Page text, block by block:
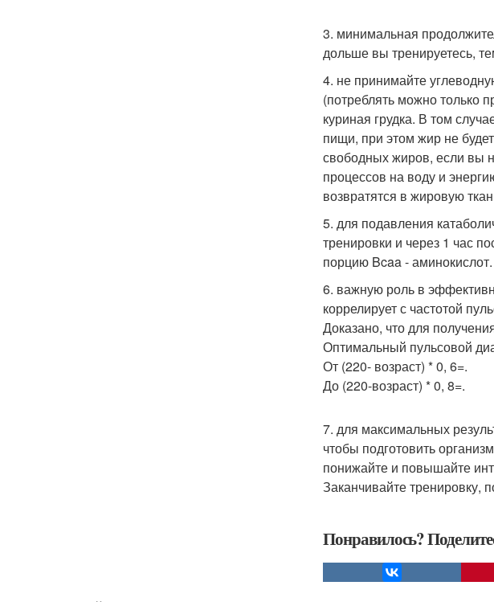
3. минимальная
дольше вы тренируетесь,
4. не принимайте
(потреблять можно только
куриная грудка. В том
пищи, при этом жир не
свободных жиров, если вы
процессов на воду и
возвратятся в жировую
5. для подавления
тренировки и через 1 час
порцию Bcaa -
6. важную роль в
коррелирует с частотой
Доказано, что для
Оптимальный пульсовой
От (220- возраст) * 0, 6=.
До (220-возраст) * 0, 8=.
7. для максимальных
чтобы подготовить
понижайте и повышайте
Заканчивайте тренировку,
Понравилось?